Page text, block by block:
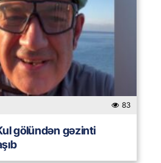
83
gölündən gəzinti